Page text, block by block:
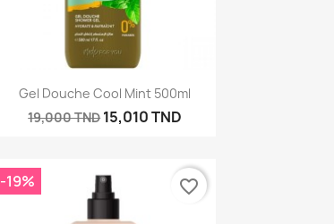
Aperçu rapide
Gel Douche Cool Mint 500ml
19,000 TND15,010 TND
-19% favorite_border